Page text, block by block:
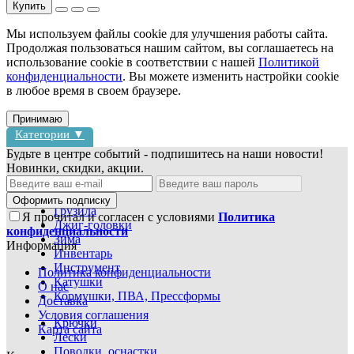
Купить
Мы используем файлы cookie для улучшения работы сайта.
Продолжая пользоваться нашим сайтом, вы соглашаетесь на
использование cookie в соответствии с нашей Политикой
конфиденциальности. Вы можете изменить настройки cookie
в любое время в своем браузере.
Принимаю
Категории ▼
Блесны
Воблеры
Грузила
Джиг-головки
Зима
Инвентарь
Инструмент
Катушки
Кормушки, ПВА, Прессформы
Крючки
Лески
Будьте в центре событий - подпишитесь на наши новости!
Новинки, скидки, акции.
Оформить подписку
Я прочитал и согласен с условиями Политика
конфиденциальности
Информация
Политика конфиденциальности
О нас
Доставка
Условия соглашения
Карта сайта